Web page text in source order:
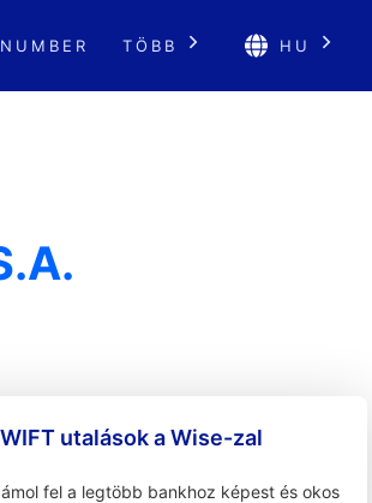
TÖBB HU
utalások a Wise-zal
fel a legtöbb bankhoz képest és okos